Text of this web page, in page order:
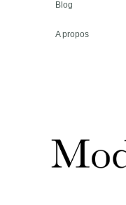
Blog
A propos